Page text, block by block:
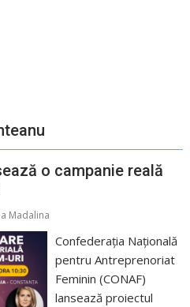
o campanie reală
Madalina
Confederația Națională
pentru Antreprenoriat
Feminin (CONAF)
lansează proiectul